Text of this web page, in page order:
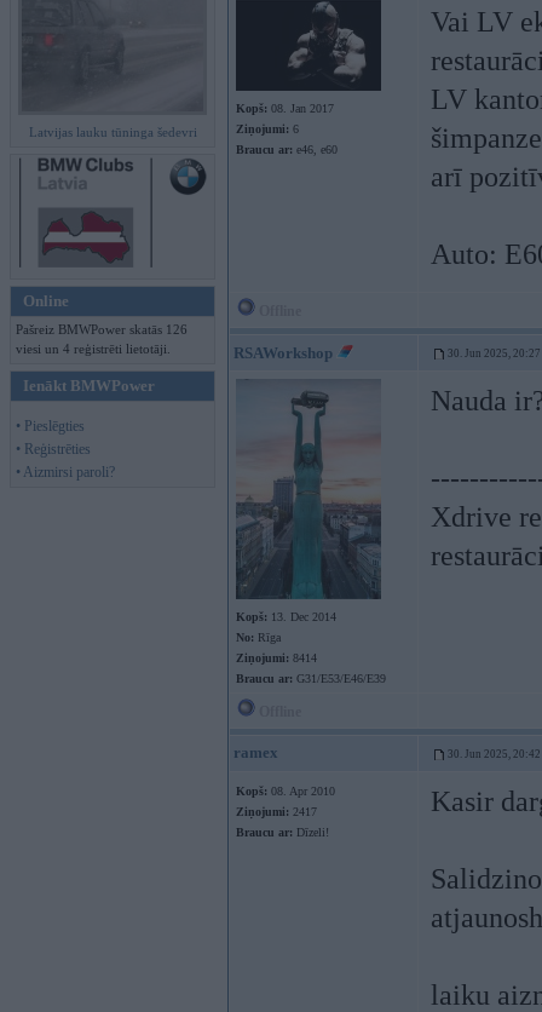
Latvijas lauku tūninga šedevri
Online
Pašreiz BMWPower skatās 126
viesi un 4 reģistrēti lietotāji.
Ienākt BMWPower
• Pieslēgties
• Reģistrēties
• Aizmirsi paroli?
Kopš: 08. Jan 2017
Ziņojumi: 6
Braucu ar: e46, e60
Vai LV
LV
arī
Auto:
RSAWorkshop 30. Jun 2025, 20:27
Kopš: 13. Dec 2014
No: Rīga
Ziņojumi: 8414
Braucu ar: G31/E53/E46/E39
Nauda
Xdrive
ramex 30. Jun 2025, 20:42
Kopš: 08. Apr 2010
Ziņojumi: 2417
Braucu ar: Dīzeli!
Kasir
laiku